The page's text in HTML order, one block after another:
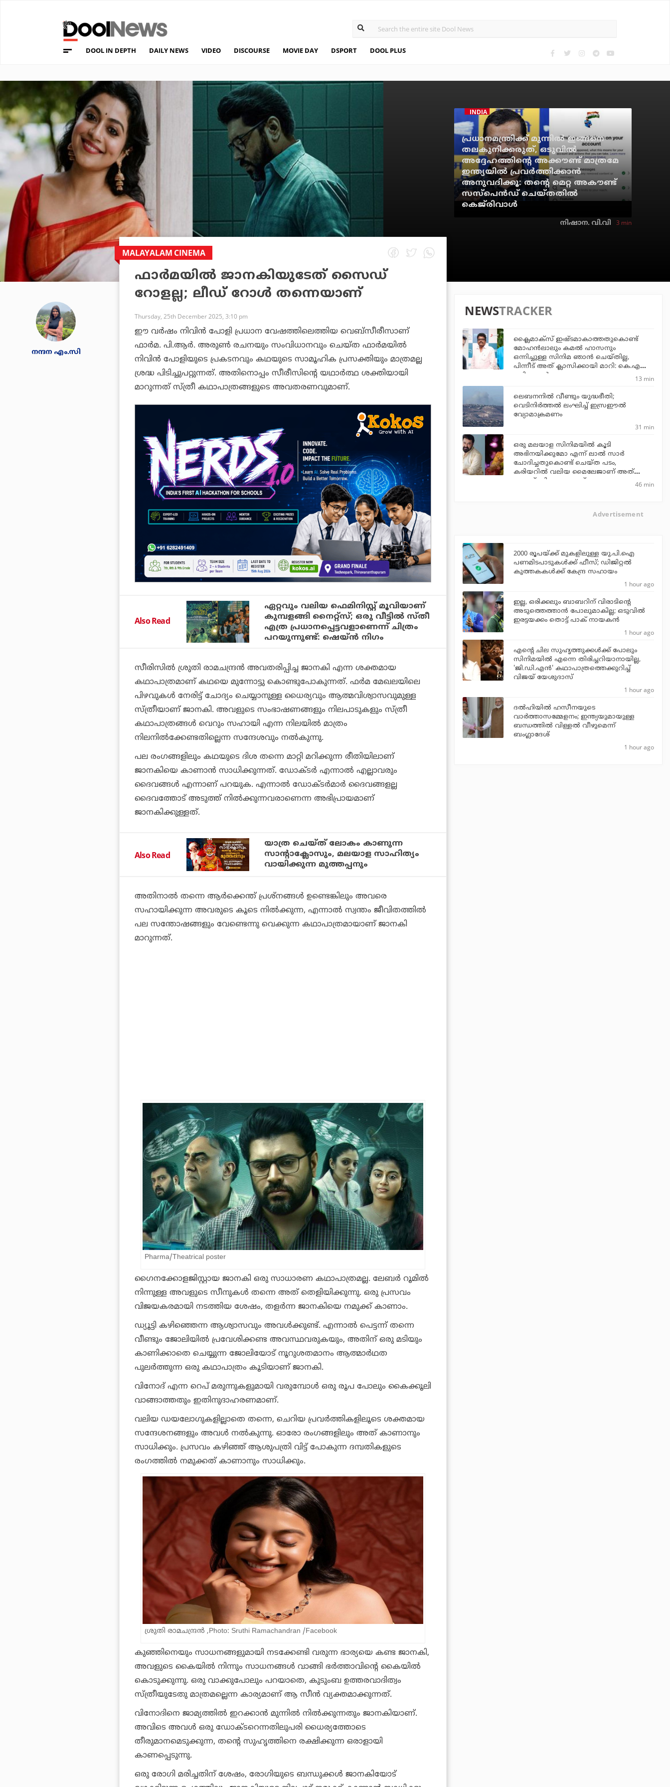
DOOL IN DEPTH DAILY NEWS VIDEO DISCOURSE MOVIE DAY DSPORT DOOL PLUS
INDIA
പ്രധാനമന്ത്രിക്ക് മുന്നില്‍ ഇങ്ങനെ
തലകുനിക്കരുത്, ഒടുവില്‍
അദ്ദേഹത്തിന്റെ അക്കൗണ്ട് മാത്രമേ
ഇന്ത്യയില്‍ പ്രവര്‍ത്തിക്കാന്‍
അനുവദിക്കൂ: തന്റെ മെറ്റ അകൗണ്ട്
സസ്‌പെന്‍ഡ് ചെയ്തതില്‍
കെജ്‌രിവാള്‍
നിഷാന. വി.വി 3 min
നന്ദന എം.സി
MALAYALAM CINEMA
ഫാർമയിൽ ജാനകിയുടേത് സൈഡ്
റോളല്ല; ലീഡ് റോൾ തന്നെയാണ്
Thursday, 25th December 2025, 3:10 pm
ഈ വർഷം നിവിൻ പോളി പ്രധാന വേഷത്തിലെത്തിയ വെബ്‌സീരീസാണ്
ഫാർമ. പി.ആർ. അരുൺ രചനയും സംവിധാനവും ചെയ്ത ഫാർമയിൽ
നിവിൻ പോളിയുടെ പ്രകടനവും കഥയുടെ സാമൂഹിക പ്രസക്തിയും മാത്രമല്ല
ശ്രദ്ധ പിടിച്ചുപറ്റുന്നത്. അതിനൊപ്പം സീരീസിന്റെ യഥാർത്ഥ ശക്തിയായി
മാറുന്നത് സ്ത്രീ കഥാപാത്രങ്ങളുടെ അവതരണവുമാണ്.
Also Read
ഏറ്റവും വലിയ ഫെമിനിസ്റ്റ് മൂവിയാണ്
കുമ്പളങ്ങി നൈറ്റ്‌സ്; ഒരു വീട്ടില്‍ സ്തീ
എത്ര പ്രധാനപ്പെട്ടവളാണെന്ന് ചിത്രം
പറയുന്നുണ്ട്: ഷെയ്ന്‍ നിഗം
സീരിസിൽ ശ്രുതി രാമചന്ദ്രൻ അവതരിപ്പിച്ച ജാനകി എന്ന ശക്തമായ
കഥാപാത്രമാണ് കഥയെ മുന്നോട്ടു കൊണ്ടുപോകുന്നത്. ഫർമ മേഖലയിലെ
പിഴവുകൾ നേരിട്ട് ചോദ്യം ചെയ്യാനുള്ള ധൈര്യവും ആത്മവിശ്വാസവുമുള്ള
സ്ത്രീയാണ് ജാനകി. അവളുടെ സംഭാഷണങ്ങളും നിലപാടുകളും സ്ത്രീ
കഥാപാത്രങ്ങൾ വെറും സഹായി എന്ന നിലയിൽ മാത്രം
നിലനിൽക്കേണ്ടതില്ലെന്ന സന്ദേശവും നൽകുന്നു.
പല രംഗങ്ങളിലും കഥയുടെ ദിശ തന്നെ മാറ്റി മറിക്കുന്ന രീതിയിലാണ്
ജാനകിയെ കാണാൻ സാധിക്കുന്നത്. ഡോക്ടർ എന്നാൽ എല്ലാവരും
ദൈവങ്ങൾ എന്നാണ് പറയുക. എന്നാൽ ഡോക്ടർമാർ ദൈവങ്ങളല്ല
ദൈവത്തോട് അടുത്ത് നിൽക്കുന്നവരാണെന്ന അഭിപ്രായമാണ്
ജാനകിക്കുള്ളത്.
Also Read
യാത്ര ചെയ്ത് ലോകം കാണുന്ന
സാന്റാക്ലോസും, മലയാള സാഹിത്യം
വായിക്കുന്ന മുത്തപ്പനും
അതിനാൽ തന്നെ ആർക്കെന്ത് പ്രശ്നങ്ങൾ ഉണ്ടെങ്കിലും അവരെ
സഹായിക്കുന്ന അവരുടെ കൂടെ നിൽക്കുന്ന, എന്നാൽ സ്വന്തം ജീവിതത്തിൽ
പല സന്തോഷങ്ങളും വേണ്ടെന്നു വെക്കുന്ന കഥാപാത്രമായാണ് ജാനകി
മാറുന്നത്.
Pharma/Theatrical poster
ഗൈനക്കോളജിസ്റ്റായ ജാനകി ഒരു സാധാരണ കഥാപാത്രമല്ല. ലേബർ റൂമിൽ
നിന്നുള്ള അവളുടെ സീനുകൾ തന്നെ അത് തെളിയിക്കുന്നു. ഒരു പ്രസവം
വിജയകരമായി നടത്തിയ ശേഷം, തളർന്ന ജാനകിയെ നമുക്ക് കാണാം.
ഡ്യൂട്ടി കഴിഞ്ഞെന്ന ആശ്വാസവും അവൾക്കുണ്ട്. എന്നാൽ പെട്ടന്ന് തന്നെ
വീണ്ടും ജോലിയിൽ പ്രവേശിക്കണ്ട അവസ്ഥവരുകയും, അതിന് ഒരു മടിയും
കാണിക്കാതെ ചെയ്യുന്ന ജോലിയോട് നൂറുശതമാനം ആത്മാർഥത
പുലർത്തുന്ന ഒരു കഥാപാത്രം കൂടിയാണ് ജാനകി.
വിനോദ് എന്ന റെപ് മരുന്നുകളുമായി വരുമ്പോൾ ഒരു രൂപ പോലും കൈക്കൂലി
വാങ്ങാത്തതും ഇതിനുദാഹരണമാണ്.
വലിയ ഡയലോഗുകളില്ലാതെ തന്നെ, ചെറിയ പ്രവർത്തികളിലൂടെ ശക്തമായ
സന്ദേശനങ്ങളും അവൾ നൽകുന്നു. ഓരോ രംഗങ്ങളിലും അത് കാണാനും
സാധിക്കും. പ്രസവം കഴിഞ്ഞ് ആശുപത്രി വിട്ട് പോകുന്ന ദമ്പതികളുടെ
രംഗത്തിൽ നമുക്കത് കാണാനും സാധിക്കും.
ശ്രുതി രാമചന്ദ്രൻ ,Photo: Sruthi Ramachandran /Facebook
കുഞ്ഞിനെയും സാധനങ്ങളുമായി നടക്കേണ്ടി വരുന്ന ഭാര്യയെ കണ്ട ജാനകി,
അവളുടെ കൈയിൽ നിന്നും സാധനങ്ങൾ വാങ്ങി ഭർത്താവിന്റെ കൈയിൽ
കൊടുക്കുന്നു. ഒരു വാക്കുപോലും പറയാതെ, കുടുംബ ഉത്തരവാദിത്വം
സ്ത്രീയുടേതു മാത്രമല്ലെന്ന കാര്യമാണ് ആ സീൻ വ്യക്തമാക്കുന്നത്.
വിനോദിനെ ജാമ്യത്തിൽ ഇറക്കാൻ മുന്നിൽ നിൽക്കുന്നതും ജാനകിയാണ്.
അവിടെ അവൾ ഒരു ഡോക്ടറെന്നതിലുപരി ധൈര്യത്തോടെ
തീരുമാനമെടുക്കുന്ന, തന്റെ സുഹൃത്തിനെ രക്ഷിക്കുന്ന ഒരാളായി
കാണപ്പെടുന്നു.
ഒരു രോഗി മരിച്ചതിന് ശേഷം, രോഗിയുടെ ബന്ധുക്കൾ ജാനകിയോട്
NEWSTRACKER
ക്ലൈമാക്‌സ് ഇഷ്ടമാകാത്തതുകൊണ്ട്
മോഹന്‍ലാലും കമല്‍ ഹാസനും
ഒന്നിച്ചുള്ള സിനിമ ഞാന്‍ ചെയ്തില്ല,
പിന്നീട് അത് ക്ലാസിക്കായി മാറി: കെ.എസ്
രവികുമാര്‍
13 min
ലെബനനില്‍ വീണ്ടും യുദ്ധഭീതി;
വെടിനിര്‍ത്തല്‍ ലംഘിച്ച് ഇസ്രഈല്‍
വ്യോമാക്രമണം
31 min
ഒരു മലയാള സിനിമയില്‍ കൂടി
അഭിനയിക്കുമോ എന്ന് ലാല്‍ സാര്‍
ചോദിച്ചതുകൊണ്ട് ചെയ്ത പടം,
കരിയറില്‍ വലിയ മൈലേജാണ് അത്
തന്നത്: വിനയ പ്രസാദ്
46 min
Advertisement
2000 രൂപയ്ക്ക് മുകളിലുള്ള യു.പി.ഐ
പണമിടപാടുകള്‍ക്ക് ഫീസ്; ഡിജിറ്റല്‍
കുത്തകകള്‍ക്ക് കേന്ദ്ര സഹായം
1 hour ago
ഇല്ല, ഒരിക്കലും ബാബറിന് വിരാടിന്റെ
അടുത്തെത്താന്‍ പോലുമാകില്ല; ഒടുവില്‍
ഇരട്ടയക്കം തൊട്ട് പാക് നായകന്‍
1 hour ago
എന്റെ ചില സുഹൃത്തുക്കൾക്ക് പോലും
സിനിമയിൽ എന്നെ തിരിച്ചറിയാനായില്ല,
'ജി.ഡി.എൻ' കഥാപാത്രത്തെക്കുറിച്ച്
വിജയ് യേശുദാസ്
1 hour ago
ദല്‍ഹിയില്‍ ഹസീനയുടെ
വാര്‍ത്താസമ്മേളനം; ഇന്ത്യയുമായുള്ള
ബന്ധത്തില്‍ വിള്ളല്‍ വീഴുമെന്ന്
ബംഗ്ലാദേശ്
1 hour ago